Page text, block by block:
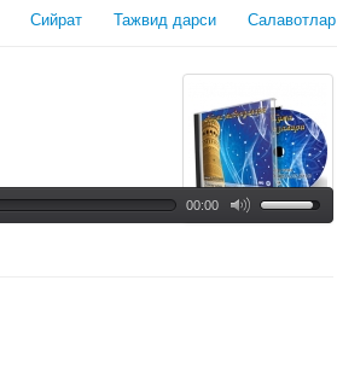
Сийрат Тажвид дарси Салавотлар
00:00